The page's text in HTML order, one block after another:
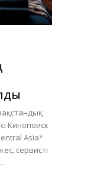
Кинопоиск
Asia*
сервисті